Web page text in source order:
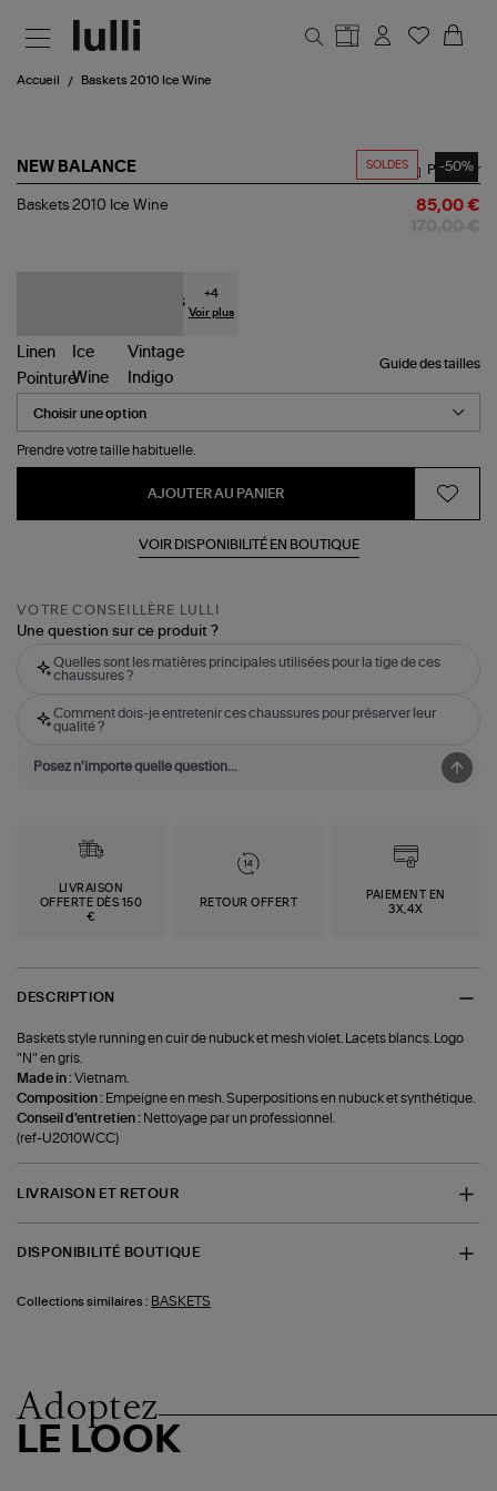
Accueil Baskets 2010 Ice Wine
SOLDES -50%
NEW BALANCE
Baskets
Partager
Baskets 2010 Ice Wine 85,00 €
+4
Voir plus
Guide des tailles
Pointure
Prendre votre taille habituelle.
AJOUTER AU PANIER
VOIR DISPONIBILITÉ EN BOUTIQUE
VOTRE CONSEILLÈRE LULLI
Une question sur ce produit ?
Quelles sont les matières principales utilisées pour la tige de ces
chaussures ?
Comment dois-je entretenir ces chaussures pour préserver leur
qualité ?
LIVRAISON
OFFERTE DÈS 150
€
RETOUR OFFERT
PAIEMENT EN
3X,4X
DESCRIPTION
Baskets style running en cuir de nubuck et mesh violet. Lacets blancs. Logo
"N" en gris.
Made in :Vietnam.
Composition : Empeigne en mesh. Superpositions en nubuck et synthétique.
Conseil d'entretien : Nettoyage par un professionnel.
(ref-U2010WCC)
LIVRAISON ET RETOUR
DISPONIBILITÉ BOUTIQUE
Collections similaires : BASKETS
Adoptez
LE LOOK